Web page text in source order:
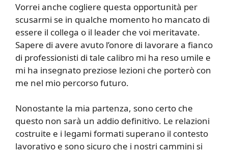
Vorrei anche cogliere questa opportunità per
scusarmi se in qualche momento ho mancato di
essere il collega o il leader che voi meritavate.
Sapere di avere avuto l’onore di lavorare a fianco
di professionisti di tale calibro mi ha reso umile e
mi ha insegnato preziose lezioni che porterò con
me nel mio percorso futuro.
Nonostante la mia partenza, sono certo che
questo non sarà un addio definitivo. Le relazioni
costruite e i legami formati superano il contesto
lavorativo e sono sicuro che i nostri cammini si